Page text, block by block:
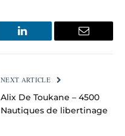
LinkedIn Email
NEXT ARTICLE
Alix De Toukane – 4500
Nautiques de libertinage